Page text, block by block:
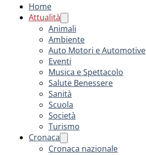
Home
Attualità
Animali
Ambiente
Auto Motori e Automotive
Eventi
Musica e Spettacolo
Salute Benessere
Sanità
Scuola
Società
Turismo
Cronaca
Cronaca nazionale